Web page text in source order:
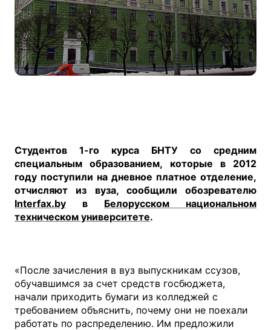
Студентов 1-го курса БНТУ со средним
специальным образованием, которые в 2012
году поступили на дневное платное отделение,
отчисляют из вуза, сообщили обозревателю
Interfax.by в Белорусском национальном
техническом университете.
«После зачисления в вуз выпускникам ссузов,
обучавшимся за счет средств госбюджета,
начали приходить бумаги из колледжей с
требованием объяснить, почему они не поехали
работать по распределению. Им предложили